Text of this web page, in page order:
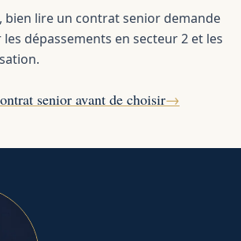
bien lire un contrat senior demande
les dépassements en secteur 2 et les
senior avant de choisir→